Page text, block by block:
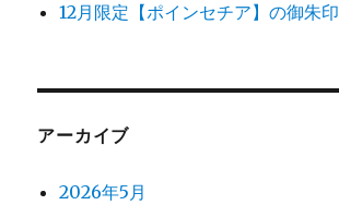
12月限定【ポインセチア】の御朱印
アーカイブ
2026年5月